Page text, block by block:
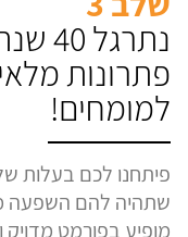
פתרונות
למומחים!
פיתחנו לכם בעלות
שתהיה להם השפעה
מופיע בפורמט מדויק